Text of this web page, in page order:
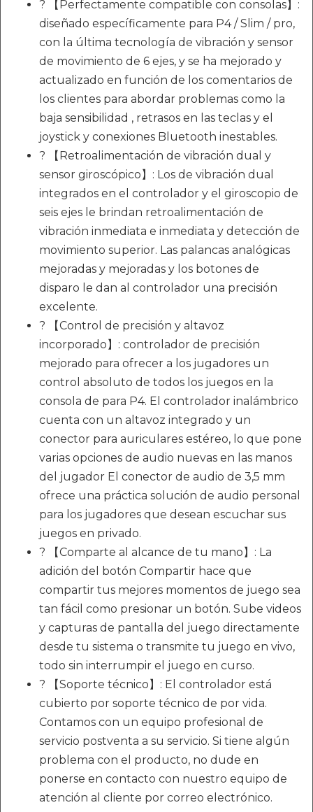
? 【Perfectamente compatible con consolas】:
diseñado específicamente para P4 / Slim / pro,
con la última tecnología de vibración y sensor
de movimiento de 6 ejes, y se ha mejorado y
actualizado en función de los comentarios de
los clientes para abordar problemas como la
baja sensibilidad , retrasos en las teclas y el
joystick y conexiones Bluetooth inestables.
? 【Retroalimentación de vibración dual y
sensor giroscópico】: Los de vibración dual
integrados en el controlador y el giroscopio de
seis ejes le brindan retroalimentación de
vibración inmediata e inmediata y detección de
movimiento superior. Las palancas analógicas
mejoradas y mejoradas y los botones de
disparo le dan al controlador una precisión
excelente.
? 【Control de precisión y altavoz
incorporado】: controlador de precisión
mejorado para ofrecer a los jugadores un
control absoluto de todos los juegos en la
consola de para P4. El controlador inalámbrico
cuenta con un altavoz integrado y un
conector para auriculares estéreo, lo que pone
varias opciones de audio nuevas en las manos
del jugador El conector de audio de 3,5 mm
ofrece una práctica solución de audio personal
para los jugadores que desean escuchar sus
juegos en privado.
? 【Comparte al alcance de tu mano】: La
adición del botón Compartir hace que
compartir tus mejores momentos de juego sea
tan fácil como presionar un botón. Sube videos
y capturas de pantalla del juego directamente
desde tu sistema o transmite tu juego en vivo,
todo sin interrumpir el juego en curso.
? 【Soporte técnico】: El controlador está
cubierto por soporte técnico de por vida.
Contamos con un equipo profesional de
servicio postventa a su servicio. Si tiene algún
problema con el producto, no dude en
ponerse en contacto con nuestro equipo de
atención al cliente por correo electrónico.